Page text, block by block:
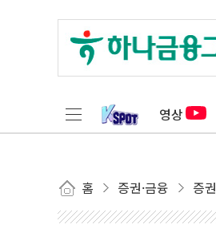
영상
홈 증권·금융 증권